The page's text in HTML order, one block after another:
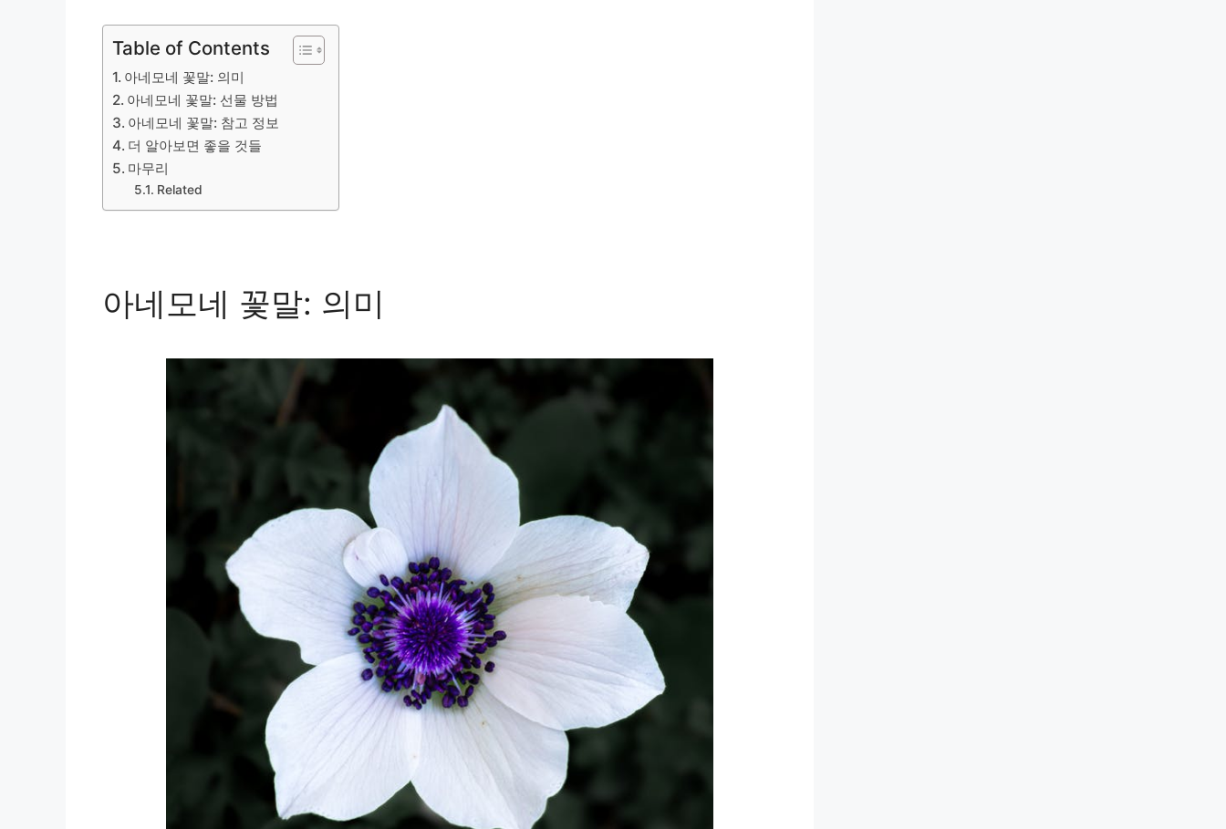
Table of Contents
아네모네 꽃말: 의미
아네모네 꽃말: 선물 방법
아네모네 꽃말: 참고 정보
더 알아보면 좋을 것들
마무리
Related
아네모네 꽃말: 의미